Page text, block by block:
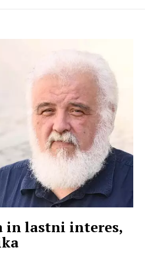
in lastni interes,